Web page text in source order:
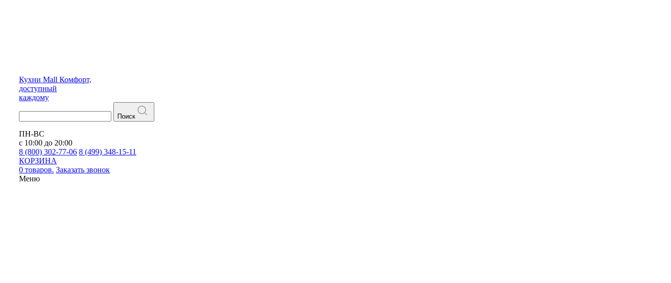
Кухни Mall Комфорт,
доступный
каждому
Поиск
ПН-ВС
с 10:00 до 20:00
8 (800) 302-77-06 8 (499) 348-15-11
КОРЗИНА
0 товаров. Заказать звонок
Меню